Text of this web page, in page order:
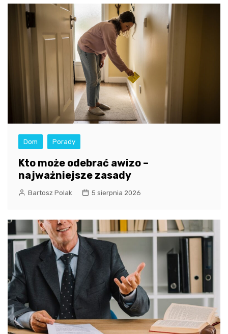
Dom Porady
Kto może odebrać awizo –
najważniejsze zasady
Bartosz Polak 5 sierpnia 2026